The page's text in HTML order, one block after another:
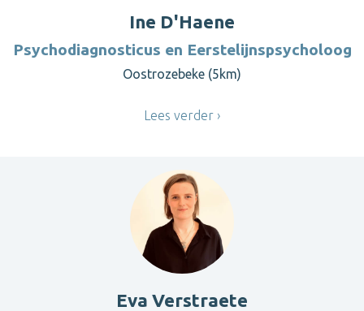
Ine D'Haene
Psychodiagnosticus en Eerstelijnspsycholoog
Oostrozebeke (5km)
Lees verder
Eva Verstraete